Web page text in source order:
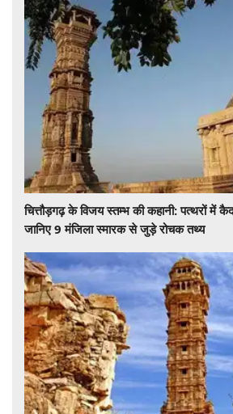
चित्तौड़गढ़ के विजय स्तम्भ की कहानी: पत्थरों में
जानिए 9 मंजिला स्मारक से जुड़े रोचक तथ्य